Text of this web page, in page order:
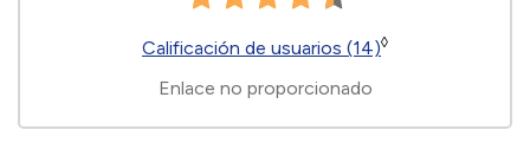
Calificación de usuarios (14)◊
Enlace no proporcionado